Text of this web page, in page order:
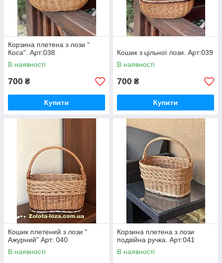
Корзина плетена з лози "
Коса". Арт:038
В наявності
700 ₴
Купити
Кошик з цільної лози. Арт:039
В наявності
700 ₴
Купити
Кошик плетений з лози "
Ажурний" Арт: 040
В наявності
Корзина плетена з лози
подвійна ручка. Арт:041
В наявності